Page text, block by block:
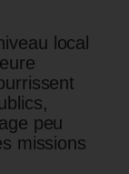
local
peu
missions